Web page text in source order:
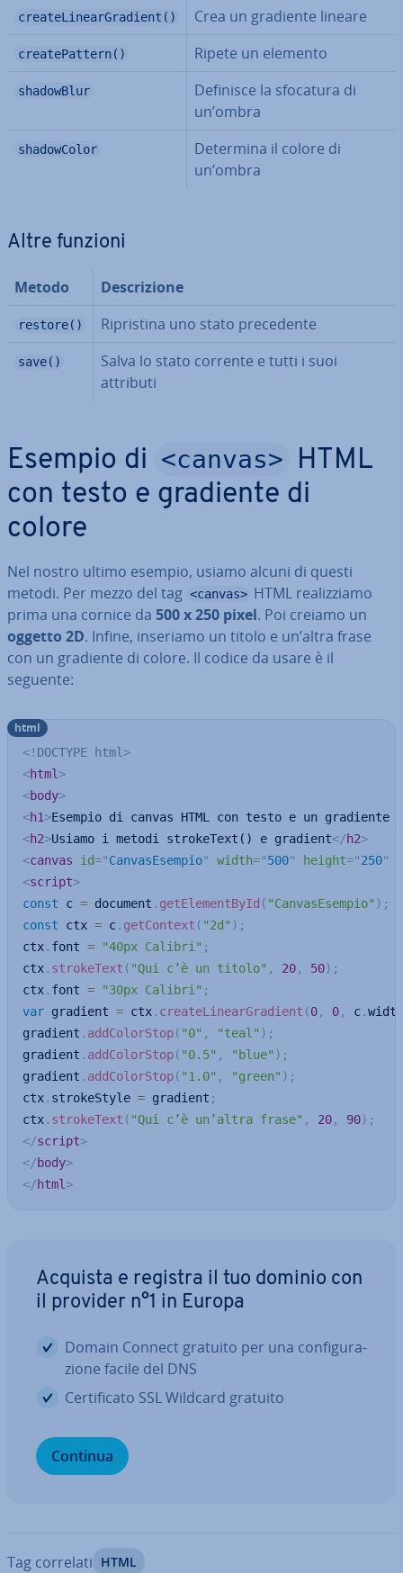
createLinearGradient() Crea un gradiente lineare
createPattern() Ripete un elemento
shadowBlur
Definisce la sfocatura di
un’ombra
shadowColor
Determina il colore di
un’ombra
Altre funzioni
Metodo De­scri­zio­ne
restore() Ri­pri­sti­na uno stato pre­ce­den­te
save()
Salva lo stato corrente e tutti i suoi
attributi
Esempio di <canvas> HTML
con testo e gradiente di
colore
Nel nostro ultimo esempio, usiamo alcuni di questi
metodi. Per mezzo del tag <canvas> HTML rea­liz­zia­mo
prima una cornice da 500 x 250 pixel. Poi creiamo un
oggetto 2D. Infine, inseriamo un titolo e un’altra frase
con un gradiente di colore. Il codice da usare è il
seguente:
<! DOCTYPE html >
<html >
<body>
<h1>Esempio di canvas HTML con testo e un gradiente
<h2>Usiamo i metodi strokeText() e gradient</h2>
<canvas id="CanvasEsempio" width="500" height="250"
<script>
const c = document . getElementById ( "CanvasEsempio" ) ;
const ctx = c. getContext ( "2d" ) ;
ctx. font = "40px Calibri" ;
ctx. strokeText ( "Qui c’è un titolo" , 20, 50) ;
ctx. font = "30px Calibri" ;
var gradient = ctx. createLinearGradient (0, 0, c.width
gradient . addColorStop( "0" , "teal" ) ;
gradient . addColorStop( "0.5" , "blue" ) ;
gradient . addColorStop( "1.0" , "green" ) ;
ctx. strokeStyle = gradient ;
ctx. strokeText ( "Qui c’è un’altra frase" , 20, 90) ;
</script>
</body>
</html >
html
Acquista e registra il tuo dominio con
il provider n°1 in Europa
Domain Connect gratuito per una con­fi­gu­ra­
zio­ne facile del DNS
Cer­ti­fi­ca­to SSL Wildcard gratuito
Continua
Tag correlati HTML